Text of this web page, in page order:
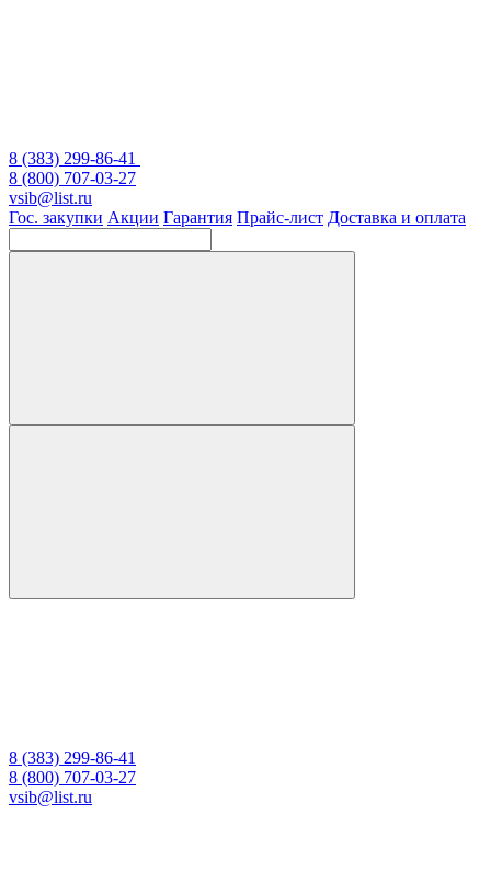
8 (383) 299-86-41
8 (800) 707-03-27
vsib@list.ru
Гос. закупки Акции Гарантия Прайс-лист Доставка и оплата
8 (383) 299-86-41
8 (800) 707-03-27
vsib@list.ru